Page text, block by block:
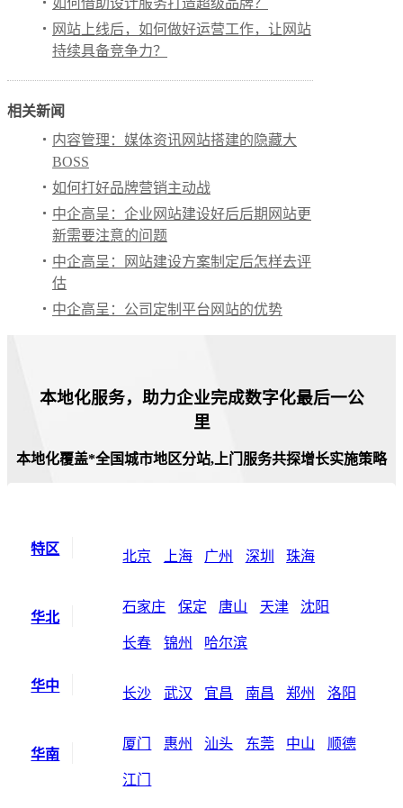
网站上线后，如何做好运营工作，让网站
持续具备竞争力？
相关新闻
内容管理：媒体资讯网站搭建的隐藏大
BOSS
如何打好品牌营销主动战
中企高呈：企业网站建设好后后期网站更
新需要注意的问题
中企高呈：网站建设方案制定后怎样去评
估
中企高呈：公司定制平台网站的优势
本地化服务，助力企业完成数字化最后一公
里
本地化覆盖*全国城市地区分站,上门服务共探增长实施策略
特区 北京 上海 广州 深圳 珠海
华北
石家庄 保定 唐山 天津 沈阳
长春 锦州 哈尔滨
华中 长沙 武汉 宜昌 南昌 郑州 洛阳
华南
厦门 惠州 汕头 东莞 中山 顺德
江门